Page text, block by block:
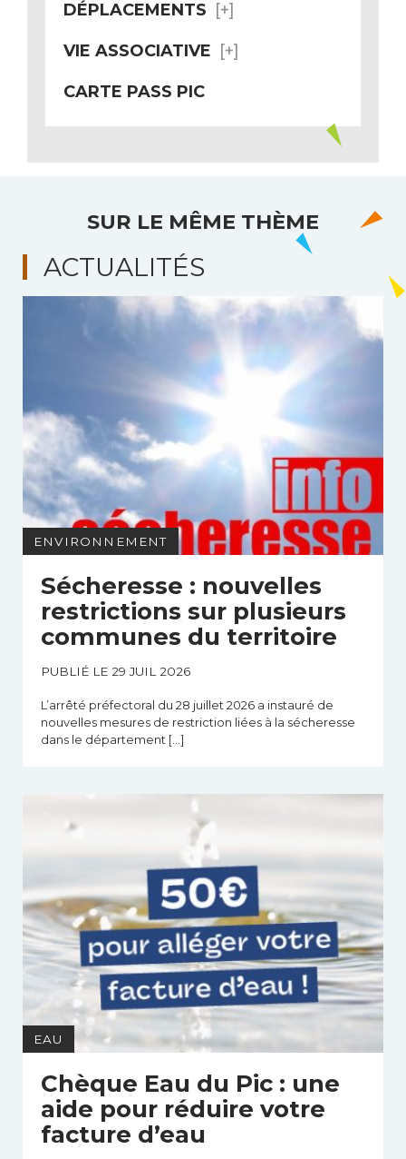
DÉPLACEMENTS
VIE ASSOCIATIVE
CARTE PASS PIC
SUR LE MÊME THÈME
ACTUALITÉS
ENVIRONNEMENT
Sécheresse : nouvelles
restrictions sur plusieurs
communes du territoire
PUBLIÉ LE 29 JUIL 2026
L’arrêté préfectoral du 28 juillet 2026 a instauré de
nouvelles mesures de restriction liées à la sécheresse
dans le département […]
EAU
Chèque Eau du Pic : une
aide pour réduire votre
facture d’eau